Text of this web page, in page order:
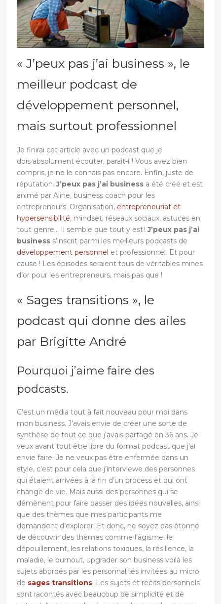
« J’peux pas j’ai business », le
meilleur podcast de
développement personnel,
mais surtout professionnel
Je finirai cet article avec un podcast que je
dois absolument écouter, paraît-il ! Vous avez bien
compris, je ne le connais pas encore. Enfin, juste de
réputation.J’peux pas j’ai business a été créé et est
animé par Aline, business coach pour les
entrepreneurs. Organisation, entrepreneuriat et
hypersensibilité, mindset, réseaux sociaux, astuces en
tout genre… Il semble que tout y est !J’peux pas j’ai
business s’inscrit parmi les meilleurs podcasts de
développement personnel et professionnel. Et pour
cause ! Les épisodes seraient tous de véritables mines
d’or pour les entrepreneurs, mais pas que !
« Sages transitions », le
podcast qui donne des ailes
par Brigitte André
Pourquoi j’aime faire des
podcasts.
C’est un média tout à fait nouveau pour moi dans
mon business. J’avais envie de créer une sorte de
synthèse de tout ce que j’avais partagé en 36 ans. Je
veux avant tout être libre du format podcast que j’ai
envie faire. Je ne veux pas être enfermée dans un
style, c’est pour cela que j’interviewe des personnes
qui étaient arrivées à la fin d’un process et qui ont
changé de vie. Mais aussi des personnes qui se
démènent pour faire passer des idées nouvelles, ainsi
que des thèmes que mes participants me
demandent d’explorer. Et donc, ne soyez pas étonné
de découvrir des thèmes comme l’âgisme, le
dépouillement, les relations toxiques, la résilience, la
maladie, le burnout, upgrader son business voilà les
sujets abordés par les personnalités invitées au micro
de sages transitions. Les sujets et récits personnels
sont racontés avec beaucoup de simplicité et de